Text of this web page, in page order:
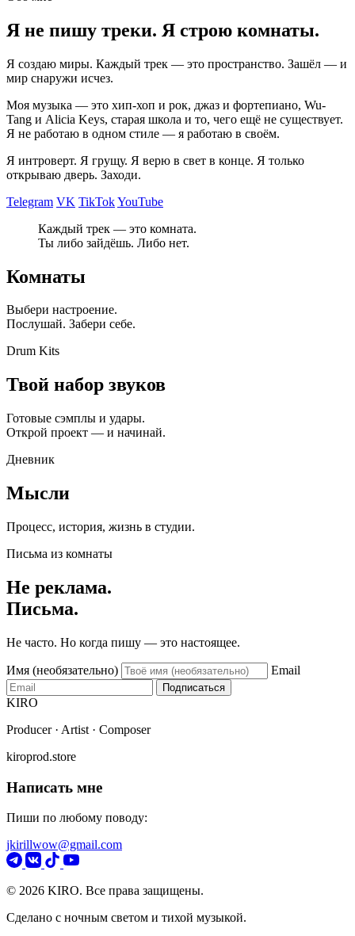
Я не пишу треки. Я строю комнаты.
Я создаю миры. Каждый трек — это пространство. Зашёл — и
мир снаружи исчез.
Моя музыка — это хип-хоп и рок, джаз и фортепиано, Wu-
Tang и Alicia Keys, старая школа и то, чего ещё не существует.
Я не работаю в одном стиле — я работаю в своём.
Я интроверт. Я грущу. Я верю в свет в конце. Я только
открываю дверь. Заходи.
Telegram VK TikTokYouTube
Каждый трек — это комната.
Ты либо зайдёшь. Либо нет.
Комнаты
Выбери настроение.
Послушай. Забери себе.
Drum Kits
Твой набор звуков
Готовые сэмплы и удары.
Открой проект — и начинай.
Дневник
Мысли
Процесс, история, жизнь в студии.
Письма из комнаты
Не реклама.
Письма.
Не часто. Но когда пишу — это настоящее.
Имя (необязательно) Email
Подписаться
KIRO
Producer · Artist · Composer
kiroprod.store
Написать мне
Пиши по любому поводу:
jkirillwow@gmail.com
© 2026 KIRO. Все права защищены.
Сделано с ночным светом и тихой музыкой.